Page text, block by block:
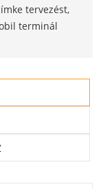
tervezést,
terminál